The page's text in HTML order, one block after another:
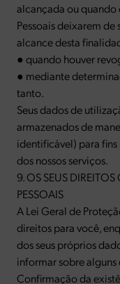
alcançada ou quando
Pessoais deixarem
alcance desta
● quando houver
● mediante
tanto.
Seus dados de
armazenados de
identificável) para
dos nossos serviços.
9. OS SEUS
PESSOAIS
A Lei Geral de
direitos para você,
dos seus próprios
informar sobre alguns
Confirmação da